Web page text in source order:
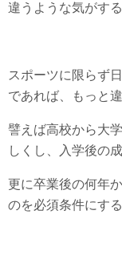
違うような気がする
スポーツに限らず
であれば、もっと
譬えば高校から大
しくし、入学後の
更に卒業後の何年
のを必須条件にす